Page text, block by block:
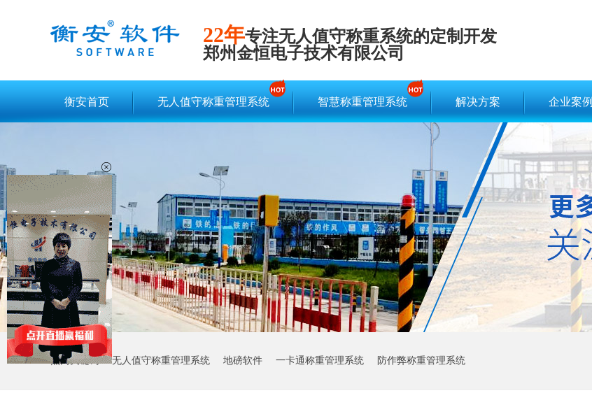
22年专注无人值守称重系统的定制开发
郑州金恒电子技术有限公司
衡安首页 无人值守称重管理系统 智慧称重管理系统 解决方案 企业案例
热门关键词：无人值守称重管理系统 地磅软件 一卡通称重管理系统 防作弊称重管理系统